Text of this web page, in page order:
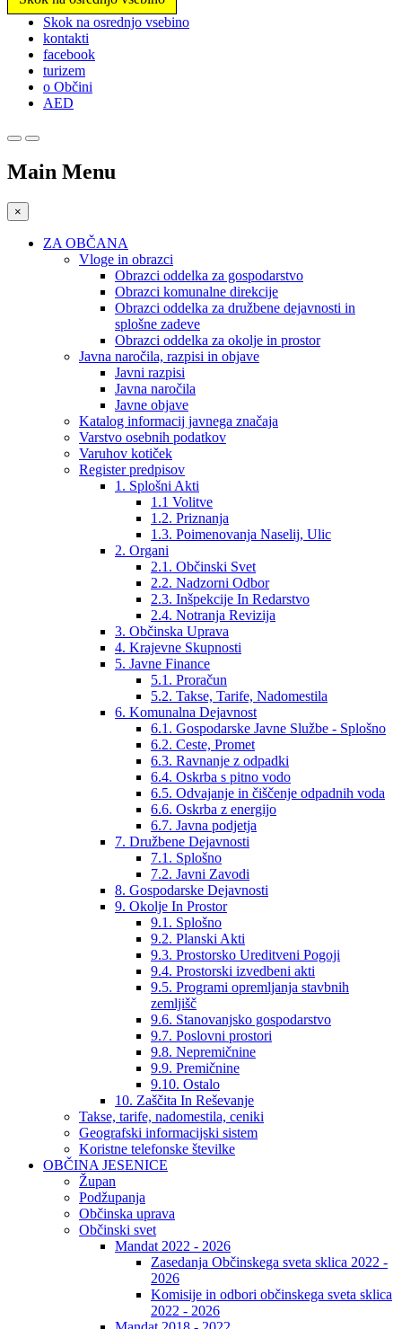
Prosimo,
upoštevajte:
spletno
mesto
vključuje
sistem
Skok na osrednjo vsebino
kontakti
facebook
turizem
o Občini
AED
Main Menu
×
ZA OBČANA
Vloge in obrazci
Obrazci oddelka za gospodarstvo
Obrazci komunalne direkcije
Obrazci oddelka za družbene dejavnosti in
splošne zadeve
Obrazci oddelka za okolje in prostor
Javna naročila, razpisi in objave
Javni razpisi
Javna naročila
Javne objave
Katalog informacij javnega značaja
Varstvo osebnih podatkov
Varuhov kotiček
Register predpisov
1. Splošni Akti
1.1 Volitve
1.2. Priznanja
1.3. Poimenovanja Naselij, Ulic
2. Organi
2.1. Občinski Svet
2.2. Nadzorni Odbor
2.3. Inšpekcije In Redarstvo
2.4. Notranja Revizija
3. Občinska Uprava
4. Krajevne Skupnosti
5. Javne Finance
5.1. Proračun
5.2. Takse, Tarife, Nadomestila
6. Komunalna Dejavnost
6.1. Gospodarske Javne Službe - Splošno
6.2. Ceste, Promet
6.3. Ravnanje z odpadki
6.4. Oskrba s pitno vodo
6.5. Odvajanje in čiščenje odpadnih voda
6.6. Oskrba z energijo
6.7. Javna podjetja
7. Družbene Dejavnosti
7.1. Splošno
7.2. Javni Zavodi
8. Gospodarske Dejavnosti
9. Okolje In Prostor
9.1. Splošno
9.2. Planski Akti
9.3. Prostorsko Ureditveni Pogoji
9.4. Prostorski izvedbeni akti
9.5. Programi opremljanja stavbnih
zemljišč
9.6. Stanovanjsko gospodarstvo
9.7. Poslovni prostori
9.8. Nepremičnine
9.9. Premičnine
9.10. Ostalo
10. Zaščita In Reševanje
Takse, tarife, nadomestila, ceniki
Geografski informacijski sistem
Koristne telefonske številke
OBČINA JESENICE
Župan
Podžupanja
Občinska uprava
Občinski svet
Mandat 2022 - 2026
Zasedanja Občinskega sveta sklica 2022 -
2026
Komisije in odbori občinskega sveta sklica
2022 - 2026